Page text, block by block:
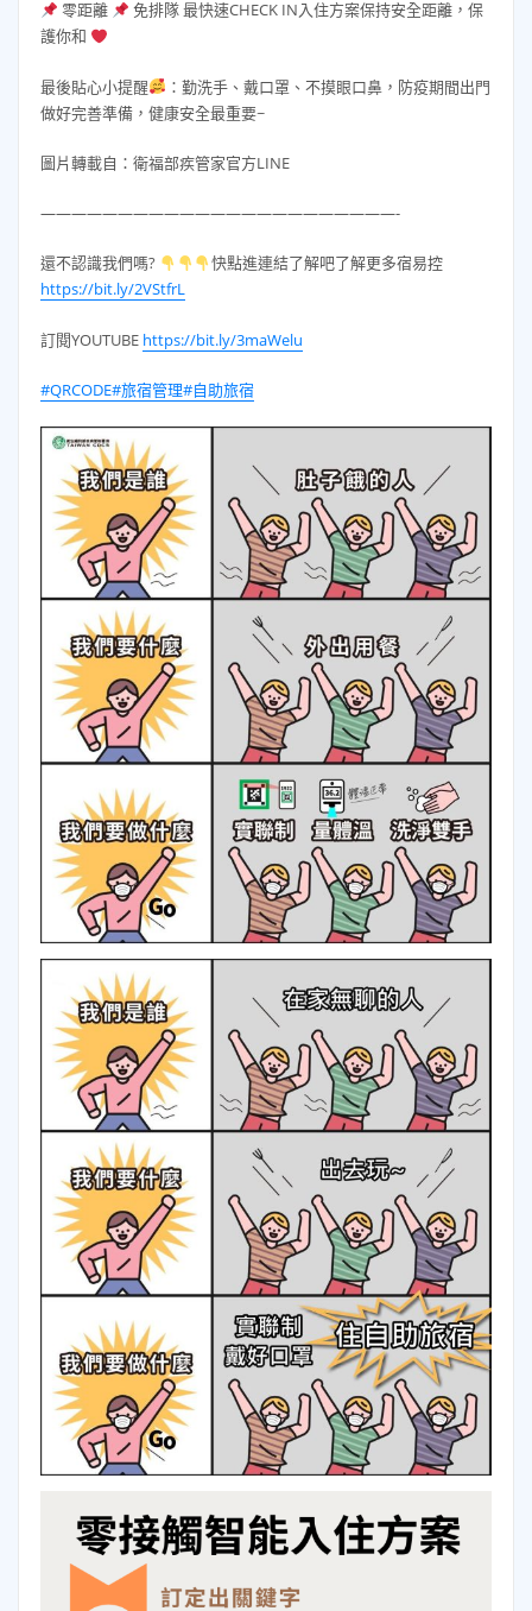
零距離
免排隊 最快速CHECK IN入住方案保持安全距離，保
護你和
最後貼心小提醒
：勤洗手、戴口罩、不摸眼口鼻，防疫期間出門
做好完善準備，健康安全最重要~
圖片轉載自：衛福部疾管家官方LINE
———————————————————————-
還不認識我們嗎?
快點進連結了解吧了解更多宿易控
https://bit.ly/2VStfrL
訂閱YOUTUBE https://bit.ly/3maWelu
#QRCODE#旅宿管理#自助旅宿